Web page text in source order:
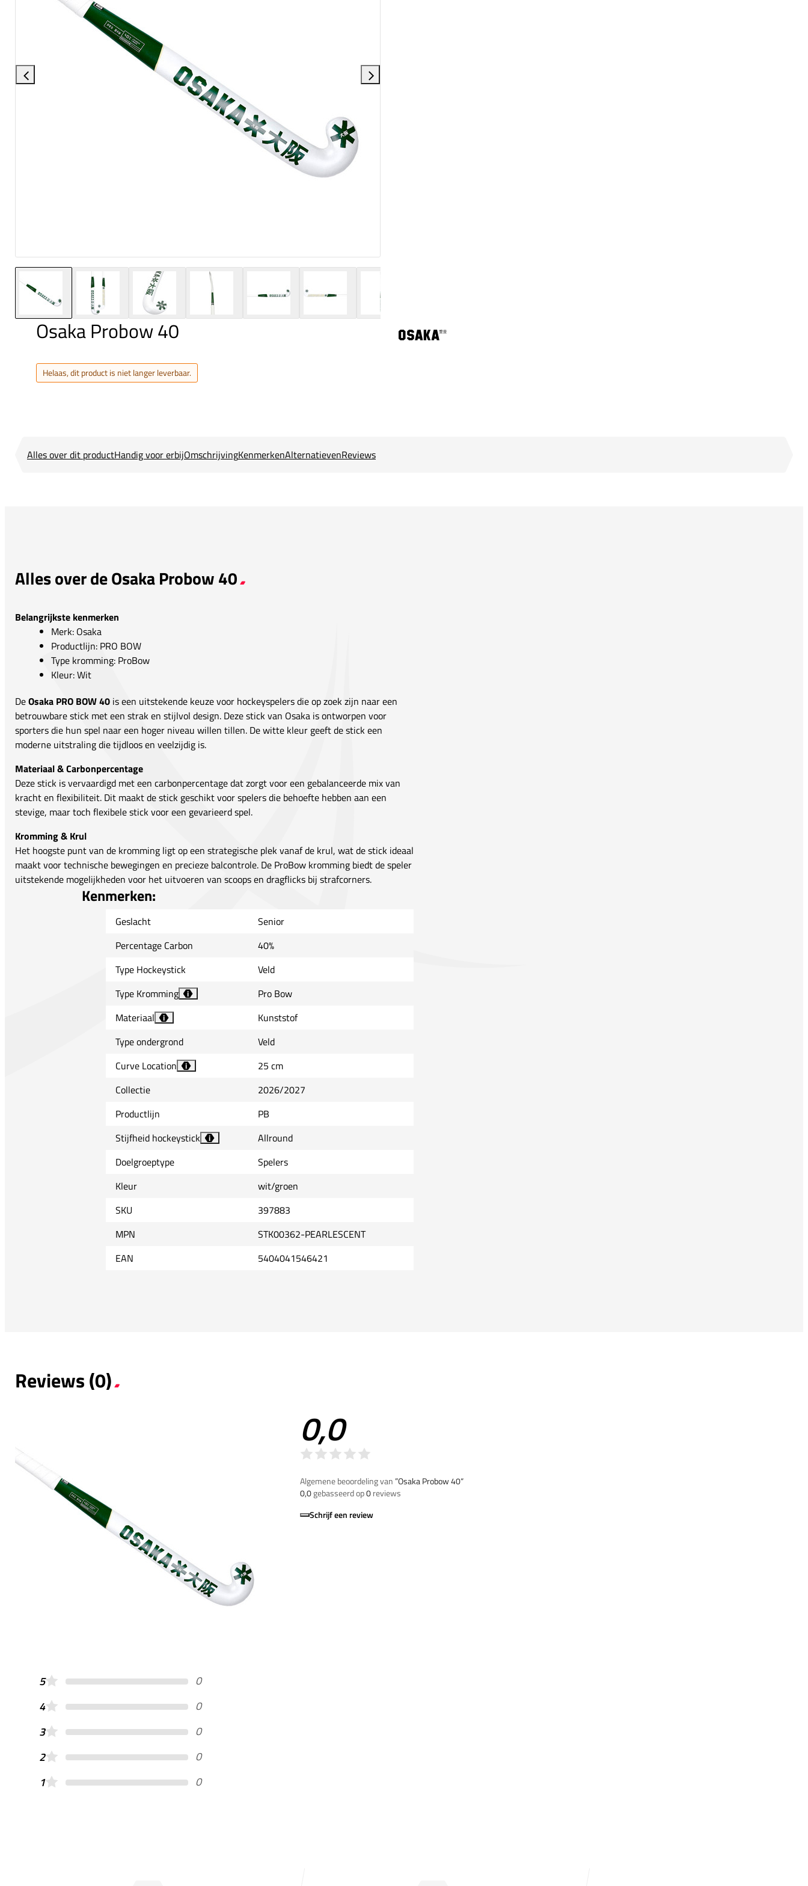
Osaka Probow 40
Helaas, dit product is niet langer leverbaar.
Alles over dit productHandig voor erbijOmschrijvingKenmerkenAlternatievenReviews
Alles over de Osaka Probow 40
Belangrijkste kenmerken
Merk: Osaka
Productlijn: PRO BOW
Type kromming: ProBow
Kleur: Wit
DeOsaka PRO BOW 40 is een uitstekende keuze voor hockeyspelers die op zoek zijn naar een
betrouwbare stick met een strak en stijlvol design. Deze stick van Osaka is ontworpen voor
sporters die hun spel naar een hoger niveau willen tillen. De witte kleur geeft de stick een
moderne uitstraling die tijdloos en veelzijdig is.
Materiaal & Carbonpercentage
Deze stick is vervaardigd met een carbonpercentage dat zorgt voor een gebalanceerde mix van
kracht en flexibiliteit. Dit maakt de stick geschikt voor spelers die behoefte hebben aan een
stevige, maar toch flexibele stick voor een gevarieerd spel.
Kromming & Krul
Het hoogste punt van de kromming ligt op een strategische plek vanaf de krul, wat de stick ideaal
maakt voor technische bewegingen en precieze balcontrole. De ProBow kromming biedt de speler
uitstekende mogelijkheden voor het uitvoeren van scoops en dragflicks bij strafcorners.
Kenmerken:
Geslacht
Senior
Percentage Carbon
40%
Type Hockeystick
Veld
Type Kromming
i
Pro Bow
Materiaal
i
Kunststof
Type ondergrond
Veld
Curve Location
i
25 cm
Collectie
2026/2027
Productlijn
PB
Stijfheid hockeystick
i
Allround
Doelgroeptype
Spelers
Kleur
wit/groen
SKU
397883
MPN
STK00362-PEARLESCENT
EAN
5404041546421
Reviews (0)
0,0
Algemene beoordeling van”Osaka Probow 40“
0,0gebasseerd op0reviews
Schrijf een review
5
0
4
0
3
0
2
0
1
0